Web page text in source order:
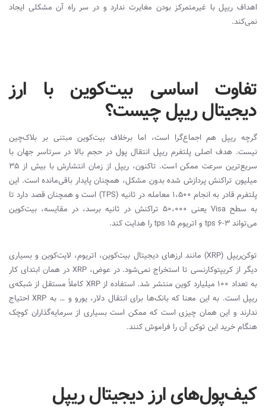
اهداف ریپل با غیرمتمرکز بودن مغایرت ندارد و در سر راه آن مشکلی ایجاد
نمی‌کند.
تفاوت اساسی بیت‌کوین با ارز
دیجیتال ریپل چیست؟
گرچه ریپل هم اجماع‌گرا است، اما برخلاف بیت‌کوین مبتنی بر بلاک‌چین
نیست. هدف اصلی پلتفرم ریپل انتقال پول در حجم بالا در سرتاسر جهان با
سریع‌ترین سرعت ممکن است. تاکنون، ریپل از زمان انتشارش با بیش از ۳۵
میلیون تراکنش پردازش شده بدون مشکل، همچنان پایدار باقی‌مانده ‌است. این
پلتفرم قادر به انجام ۱،۵۰۰ معامله در ثانیه (
TPS) است و همچنان قصد دارد تا
به سطح Visa
یعنی ۵۰،۰۰۰ تراکنش در ثانیه برسد، در مقایسه، بیت‌کوین
می‌تواند ۳-۶
tps و اتریوم ۱۵ tpsرا هدایت کند.
توکن‌ریپل (XRP) مانند ارزهای دیجیتال بیت‌کوین، اتریوم، لایت‌کوین و بسیاری
دیگر از کریپتوکارنسی تا استخراج نمی‌شود. در عوض،XRP در همان ابتدای کار
به تعداد ۱۰۰ میلیارد کوین منتشر شد. استفاده از
XRP کاملاً مستقل از شبکه‌ی
ریپل است. به این معنا که بانک‌ها برای انتقال دلار، یورو و … به XRPاحتیاج
ندارند و این همان چیزی است که ممکن است بسیاری از سرمایه‌گذاران کوچک
هنگام خرید این توکن آن را فراموش کنند.
کیف‌پول‌های ارز دیجیتال ریپل